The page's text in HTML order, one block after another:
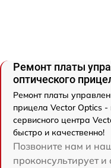
Ремонт платы
оптического
Ремонт платы
прицела Vector Optics
сервисного центра
быстро и качественно!
Позвоните нам и
проконсультирует и